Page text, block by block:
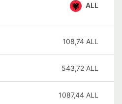
ALL
108,74 ALL
543,72 ALL
1087,44 ALL